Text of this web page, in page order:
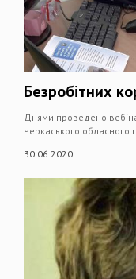
Безробітних
Днями проведено
Черкаського обласного
30.06.2020